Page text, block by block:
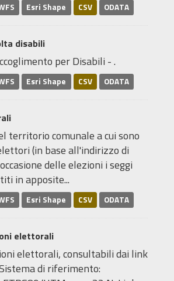
Esri Shape CSV ODATA
disabili
per Disabili - .
Esri Shape CSV ODATA
territorio comunale a cui sono
(in base all'indirizzo di
delle elezioni i seggi
in apposite...
Esri Shape CSV ODATA
elettorali
elettorali, consultabili dai link
di riferimento: